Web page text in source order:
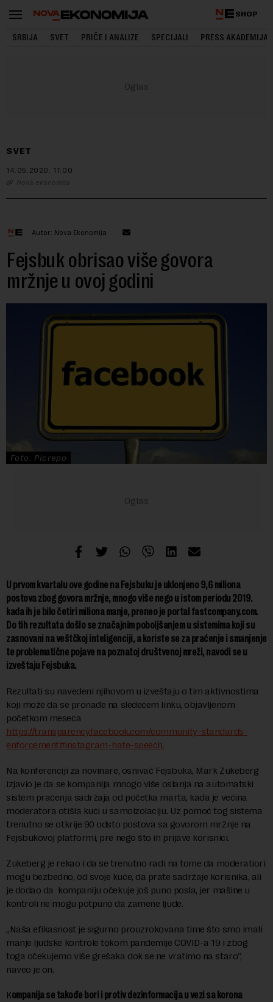
SHOP
SRBIJA SVET PRIČE I ANALIZE SPECIJALI PRESS AKADEMIJA
SVET
14.05.2020. 17:00
Nova ekonomija
Autor: Nova Ekonomija
Fejsbuk obrisao više govora
mržnje u ovoj godini
Foto: Picrepo
U prvom kvartalu ove godine na Fejsbuku je uklonjeno 9,6 miliona
postova zbog govora mržnje, mnogo više nego u istom periodu 2019.
kada ih je bilo četiri miliona manje, preneo je portal fastcompany.com.
Do tih rezultata došlo se značajnim poboljšanjem u sistemima koji su
zasnovani na veštčkoj inteligenciji, a koriste se za praćenje i smanjenje
te problematične pojave na poznatoj društvenoj mreži, navodi se u
izveštaju Fejsbuka.
Rezultati su navedeni njihovom u izveštaju o tim aktivnostima
koji može da se pronađe na sledećem linku, objavljenom
početkom meseca
https://transparency.facebook.com/community-standards-
enforcement#instagram-hate-speech.
Na konferenciji za novinare, osnivač Fejsbuka, Mark Zukeberg
izjavio je da se kompanija mnogo više oslanja na automatski
sistem praćenja sadržaja od početka marta, kada je većina
moderatora otišla kući u samoizolaciju. Uz pomoć tog sistema
trenutno se otkrije 90 odsto postova sa govorom mržnje na
Fejsbukovoj platformi, pre nego što ih prijave korisnici.
Zukeberg je rekao i da se trenutno radi na tome da moderatiori
mogu bezbedno, od svoje kuće, da prate sadržaje korisnika, ali
je dodao da kompaniju očekuje još puno posla, jer mašine u
kontroli ne mogu potpuno da zamene ljude.
„Naša efikasnost je sigurno prouzrokovana time što smo imali
manje ljudske kontrole tokom pandemije COVID-a 19 i zbog
toga očekujemo više grešaka dok se ne vratimo na staro“,
naveo je on.
Kompanija se takođe bori i protiv dezinformacija u vezi sa korona